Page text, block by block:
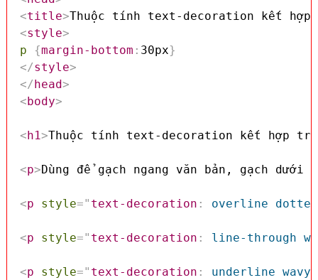
<title>Thuộc tính text-decoration kết hợp
<style>
p
{margin-bottom : 30px}
</style>
</ head>
< body>
< h1>Thuộc tính text-decoration kết hợp
<p>Dùng để gạch ngang văn bản, gạch
<p style=" text-decoration : overline
<p style=" text-decoration : line-through
<p style=" text-decoration : underline wavy